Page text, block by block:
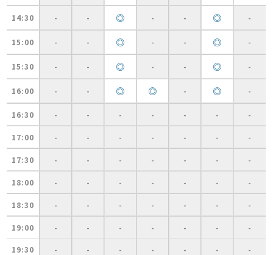
14:30 - - ◎ - - ◎ -
15:00 - - ◎ - - ◎ -
15:30 - - ◎ - - ◎ -
16:00 - - ◎ ◎ - ◎ -
16:30 - - - - - - -
17:00 - - - - - - -
17:30 - - - - - - -
18:00 - - - - - - -
18:30 - - - - - - -
19:00 - - - - - - -
19:30 - - - - - - -